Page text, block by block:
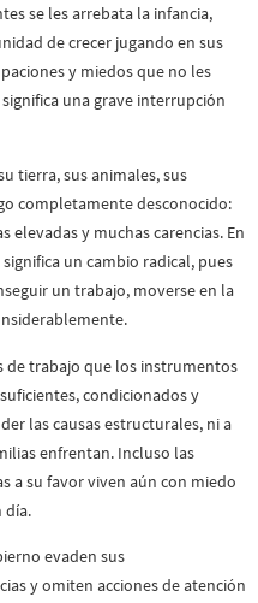
se les arrebata la infancia,
de crecer jugando en sus
y miedos que no les
una grave interrupción
tierra, sus animales, sus
completamente desconocido:
elevadas y muchas carencias. En
un cambio radical, pues
un trabajo, moverse en la
de trabajo que los instrumentos
condicionados y
las causas estructurales, ni a
enfrentan. Incluso las
a su favor viven aún con miedo
día.
evaden sus
y omiten acciones de atención